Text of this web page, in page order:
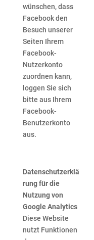
wünschen, dass
Facebook den
Besuch unserer
Seiten Ihrem
Facebook-
Nutzerkonto
zuordnen kann,
loggen Sie sich
bitte aus Ihrem
Facebook-
Benutzerkonto
aus.
Datenschutzerklä
rung für die
Nutzung von
Google Analytics
Diese Website
nutzt Funktionen